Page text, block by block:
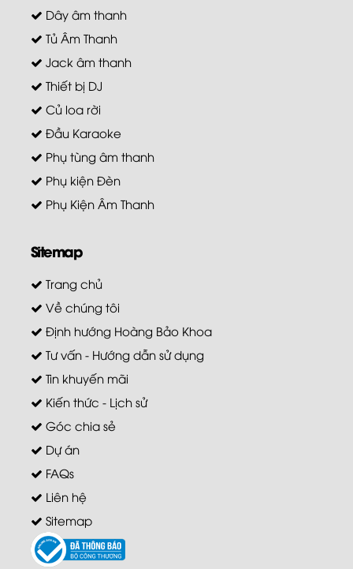
Dây âm thanh
Tủ Âm Thanh
Jack âm thanh
Thiết bị DJ
Củ loa rời
Đầu Karaoke
Phụ tùng âm thanh
Phụ kiện Đèn
Phụ Kiện Âm Thanh
Sitemap
Trang chủ
Về chúng tôi
Định hướng Hoàng Bảo Khoa
Tư vấn - Hướng dẫn sử dụng
Tin khuyến mãi
Kiến thức - Lịch sử
Góc chia sẻ
Dự án
FAQs
Liên hệ
Sitemap